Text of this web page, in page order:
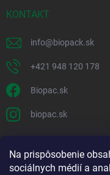
Na prispôsobenie
sociálnych médií a
KONTAKT
info@biopack.sk
+421 948 120 178
Biopac.sk
biopac.sk
Good E-